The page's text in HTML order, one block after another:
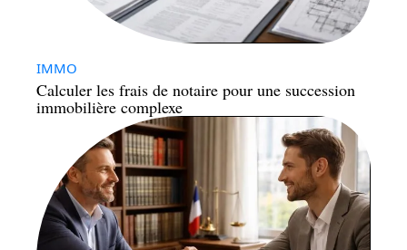
IMMO
Calculer les frais de notaire pour une succession
immobilière complexe